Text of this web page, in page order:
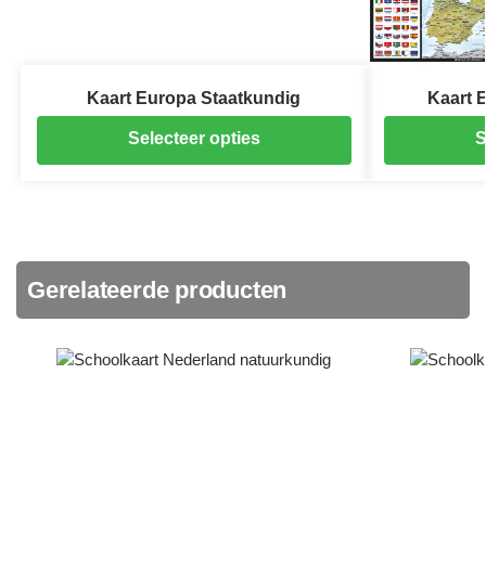
Kaart Europa Staatkundig
Selecteer opties
Kaart
Gerelateerde producten